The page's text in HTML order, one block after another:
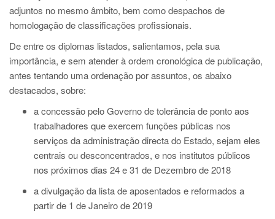
adjuntos no mesmo âmbito, bem como despachos de
homologação de classificações profissionais.
De entre os diplomas listados, salientamos, pela sua
importância, e sem atender à ordem cronológica de publicação,
antes tentando uma ordenação por assuntos, os abaixo
destacados, sobre:
a concessão pelo Governo de tolerância de ponto aos
trabalhadores que exercem funções públicas nos
serviços da administração directa do Estado, sejam eles
centrais ou desconcentrados, e nos institutos públicos
nos próximos dias 24 e 31 de Dezembro de 2018
a divulgação da lista de aposentados e reformados a
partir de 1 de Janeiro de 2019